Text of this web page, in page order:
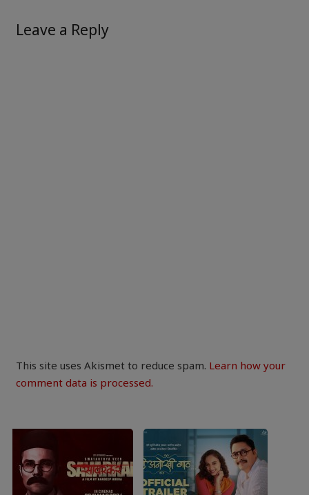
Leave a Reply
This site uses Akismet to reduce spam. Learn how your
comment data is processed.